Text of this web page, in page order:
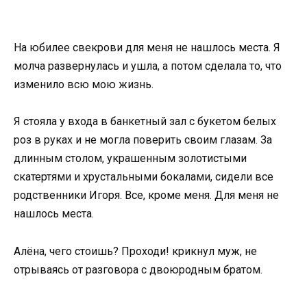
На юбилее свекрови для меня не нашлось места. Я
молча развернулась и ушла, а потом сделала то, что
изменило всю мою жизнь.
Я стояла у входа в банкетный зал с букетом белых
роз в руках и не могла поверить своим глазам. За
длинным столом, украшенным золотистыми
скатертями и хрустальными бокалами, сидели все
родственники Игоря. Все, кроме меня. Для меня не
нашлось места.
Алёна, чего стоишь? Проходи! крикнул муж, не
отрываясь от разговора с двоюродным братом.